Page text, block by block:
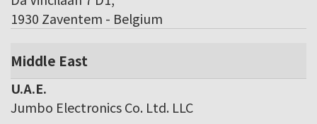
1930 Zaventem - Belgium
Middle East
U.A.E.
Jumbo Electronics Co. Ltd. LLC